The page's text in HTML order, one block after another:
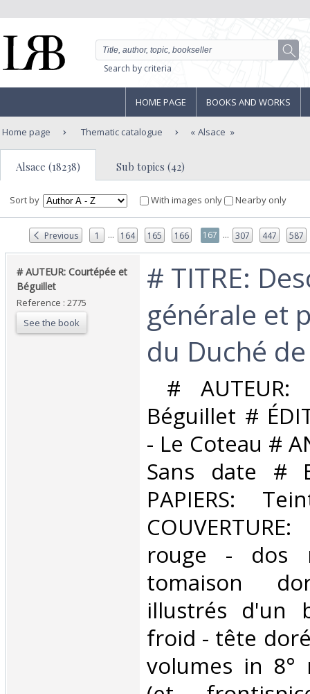
Search by criteria
HOME PAGE BOOKS AND WORKS
Home page Thematic catalogue Alsace
Alsace (18238) Sub topics (42)
Sort by With images only Nearby only
Previous 1 ... 164 165 166 167 ... 307 447 587
‎# AUTEUR: Courtépée et
Béguillet‎
Reference : 2775
See the book
‎# TITRE:
générale et
du Duché
#
Béguillet #
- Le Coteau #
Sans date #
PAPIERS:
rouge - dos
tomaison
illustrés d'un
froid - tête
volumes in 8°